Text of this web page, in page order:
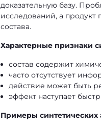
доказательную базу.
исследований, а продукт
состава.
Характерные признаки
состав содержит
часто отсутствует
действие может быть
эффект наступает
Примеры синтетических